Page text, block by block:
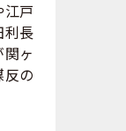
戸
利長
ヶ
の